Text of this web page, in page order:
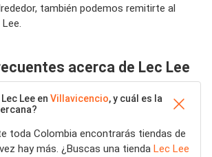
también podemos remitirte al
acerca de Lec Lee
Lee en Villavicencio, y cuál es la
toda Colombia encontrarás tiendas de
hay más. ¿Buscas una tienda Lec Lee